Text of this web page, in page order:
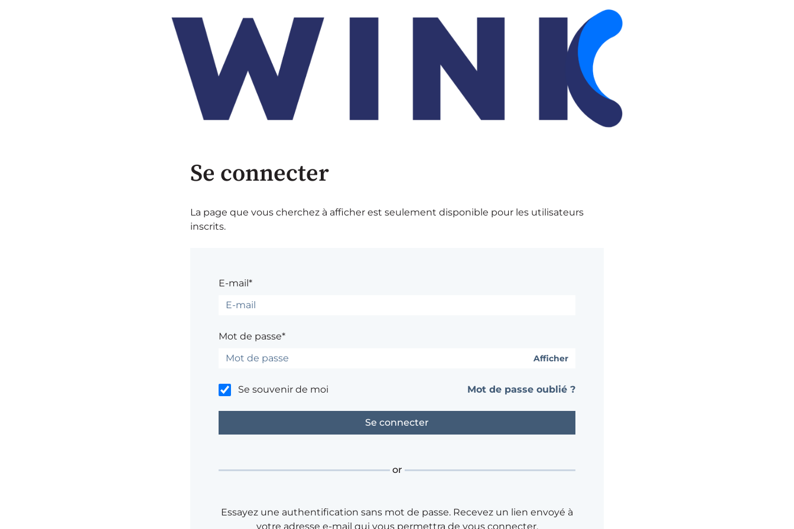
Se connecter
La page que vous cherchez à afficher est seulement disponible pour les utilisateurs
inscrits.
E-mail*
Mot de passe*
Afficher
Se souvenir de moi Mot de passe oublié ?
or
Essayez une authentification sans mot de passe. Recevez un lien envoyé à
votre adresse e-mail qui vous permettra de vous connecter.